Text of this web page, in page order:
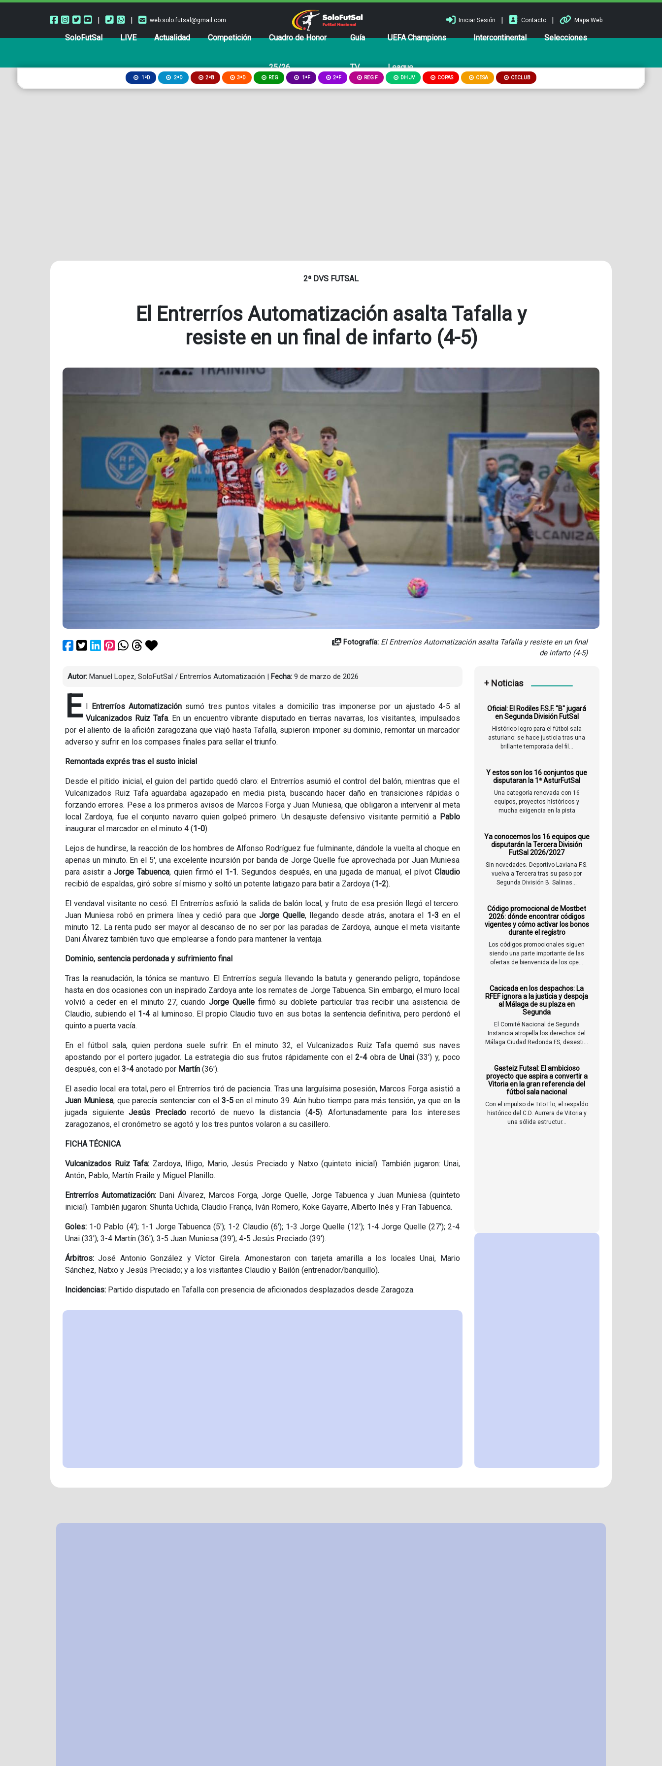
| | web.solo.futsal@gmail.com Iniciar Sesión | Contacto | Mapa Web
SoloFutSal LIVE Actualidad Competición Cuadro de Honor
25/26
Guía
TV
UEFA Champions
League
Intercontinental Selecciones
1ªD 2ªD 2ªB 3ªD REG 1ªF 2ªF REG F DH JV COPAS CESA CECLUB
2ª DVS FUTSAL
El Entrerríos Automatización asalta Tafalla y
resiste en un final de infarto (4-5)
Fotografía: El Entrerríos Automatización asalta Tafalla y resiste en un final
de infarto (4-5)
Autor: Manuel Lopez, SoloFutSal / Entrerríos Automatización Fecha: 9 de marzo de 2026
E Entrerríos Automatizaciónsumó tres puntos vitales a domicilio tras imponerse por un ajustado 4-5 al
Vulcanizados Ruiz Tafa. En un encuentro vibrante disputado en tierras navarras, los visitantes, impulsados
por el aliento de la afición zaragozana que viajó hasta Tafalla, supieron imponer su dominio, remontar un marcador
adverso y sufrir en los compases finales para sellar el triunfo.
Remontada exprés tras el susto inicial
Desde el pitido inicial, el guion del partido quedó claro: el Entrerríos asumió el control del balón, mientras que el
Vulcanizados Ruiz Tafa aguardaba agazapado en media pista, buscando hacer daño en transiciones rápidas o
forzando errores. Pese a los primeros avisos de Marcos Forga y Juan Muniesa, que obligaron a intervenir al meta
local Zardoya, fue el conjunto navarro quien golpeó primero. Un desajuste defensivo visitante permitió a Pablo
inaugurar el marcador en el minuto 4 (1-0).
Lejos de hundirse, la reacción de los hombres de Alfonso Rodríguez fue fulminante, dándole la vuelta al choque en
apenas un minuto. En el 5', una excelente incursión por banda de Jorge Quelle fue aprovechada por Juan Muniesa
para asistir aJorge Tabuenca, quien firmó el 1-1 . Segundos después, en una jugada de manual, el pívot Claudio
recibió de espaldas, giró sobre sí mismo y soltó un potente latigazo para batir a Zardoya (1-2).
El vendaval visitante no cesó. El Entrerríos asfixió la salida de balón local, y fruto de esa presión llegó el tercero:
Juan Muniesa robó en primera línea y cedió para queJorge Quelle, llegando desde atrás, anotara el 1-3 en el
minuto 12. La renta pudo ser mayor al descanso de no ser por las paradas de Zardoya, aunque el meta visitante
Dani Álvarez también tuvo que emplearse a fondo para mantener la ventaja.
Dominio, sentencia perdonada y sufrimiento final
Tras la reanudación, la tónica se mantuvo. El Entrerríos seguía llevando la batuta y generando peligro, topándose
hasta en dos ocasiones con un inspirado Zardoya ante los remates de Jorge Tabuenca. Sin embargo, el muro local
volvió a ceder en el minuto 27, cuando Jorge Quellefirmó su doblete particular tras recibir una asistencia de
Claudio, subiendo el 1-4al luminoso. El propio Claudio tuvo en sus botas la sentencia definitiva, pero perdonó el
quinto a puerta vacía.
En el fútbol sala, quien perdona suele sufrir. En el minuto 32, el Vulcanizados Ruiz Tafa quemó sus naves
apostando por el portero jugador. La estrategia dio sus frutos rápidamente con el2-4obra de Unai(33') y, poco
después, con el 3-4anotado por Martín (36').
El asedio local era total, pero el Entrerríos tiró de paciencia. Tras una larguísima posesión, Marcos Forga asistió a
Juan Muniesa, que parecía sentenciar con el 3-5en el minuto 39. Aún hubo tiempo para más tensión, ya que en la
jugada siguiente Jesús Preciadorecortó de nuevo la distancia (4-5). Afortunadamente para los intereses
zaragozanos, el cronómetro se agotó y los tres puntos volaron a su casillero.
FICHA TÉCNICA
Vulcanizados Ruiz Tafa: Zardoya, Iñigo, Mario, Jesús Preciado y Natxo (quinteto inicial). También jugaron: Unai,
Antón, Pablo, Martín Fraile y Miguel Planillo.
Entrerríos Automatización: Dani Álvarez, Marcos Forga, Jorge Quelle, Jorge Tabuenca y Juan Muniesa (quinteto
inicial). También jugaron: Shunta Uchida, Claudio França, Iván Romero, Koke Gayarre, Alberto Inés y Fran Tabuenca.
Goles: 1-0 Pablo (4'); 1-1 Jorge Tabuenca (5'); 1-2 Claudio (6'); 1-3 Jorge Quelle (12'); 1-4 Jorge Quelle (27'); 2-4
Unai (33'); 3-4 Martín (36'); 3-5 Juan Muniesa (39'); 4-5 Jesús Preciado (39').
Árbitros: José Antonio González y Víctor Girela. Amonestaron con tarjeta amarilla a los locales Unai, Mario
Sánchez, Natxo y Jesús Preciado; y a los visitantes Claudio y Bailón (entrenador/banquillo).
Incidencias: Partido disputado en Tafalla con presencia de aficionados desplazados desde Zaragoza.
+ Noticias
Oficial: El Rodiles F.S.F. "B" jugará
en Segunda División FutSal
Histórico logro para el fútbol sala
asturiano: se hace justicia tras una
brillante temporada del fil...
Y estos son los 16 conjuntos que
disputaran la 1ª AsturFutSal
Una categoría renovada con 16
equipos, proyectos históricos y
mucha exigencia en la pista
Ya conocemos los 16 equipos que
disputarán la Tercera División
FutSal 2026/2027
Sin novedades. Deportivo Laviana F.S.
vuelva a Tercera tras su paso por
Segunda División B. Salinas...
Código promocional de Mostbet
2026: dónde encontrar códigos
vigentes y cómo activar los bonos
durante el registro
Los códigos promocionales siguen
siendo una parte importante de las
ofertas de bienvenida de los ope...
Cacicada en los despachos: La
RFEF ignora a la justicia y despoja
al Málaga de su plaza en
Segunda
El Comité Nacional de Segunda
Instancia atropella los derechos del
Málaga Ciudad Redonda FS, desesti...
Gasteiz Futsal: El ambicioso
proyecto que aspira a convertir a
Vitoria en la gran referencia del
fútbol sala nacional
Con el impulso de Tito Flo, el respaldo
histórico del C.D. Aurrera de Vitoria y
una sólida estructur...